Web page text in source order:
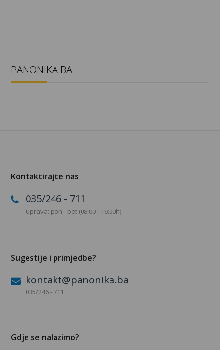
PANONIKA.BA
Kontaktirajte nas
035/246 - 711
Uprava: pon - pet (08:00 - 16:00h)
Sugestije i primjedbe?
kontakt@panonika.ba
035/246 - 711
Gdje se nalazimo?